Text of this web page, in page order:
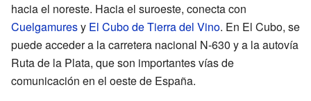
hacia el noreste. Hacia el suroeste, conecta con
Cuelgamuresy El Cubo de Tierra del Vino. En El Cubo, se
puede acceder a la carretera nacional N-630 y a la autovía
Ruta de la Plata, que son importantes vías de
comunicación en el oeste de España.